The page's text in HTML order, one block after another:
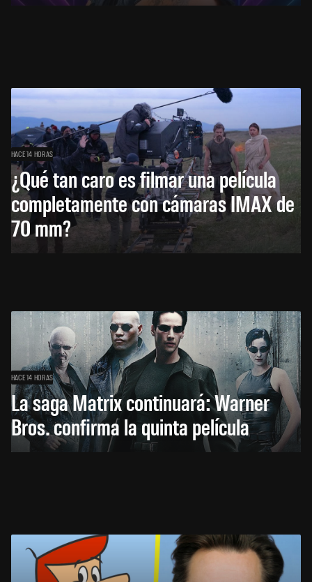
HACE 14 HORAS
¿Qué tan caro es filmar una película
completamente con cámaras IMAX de
70 mm?
HACE 14 HORAS
La saga Matrix continuará: Warner
Bros. confirma la quinta película